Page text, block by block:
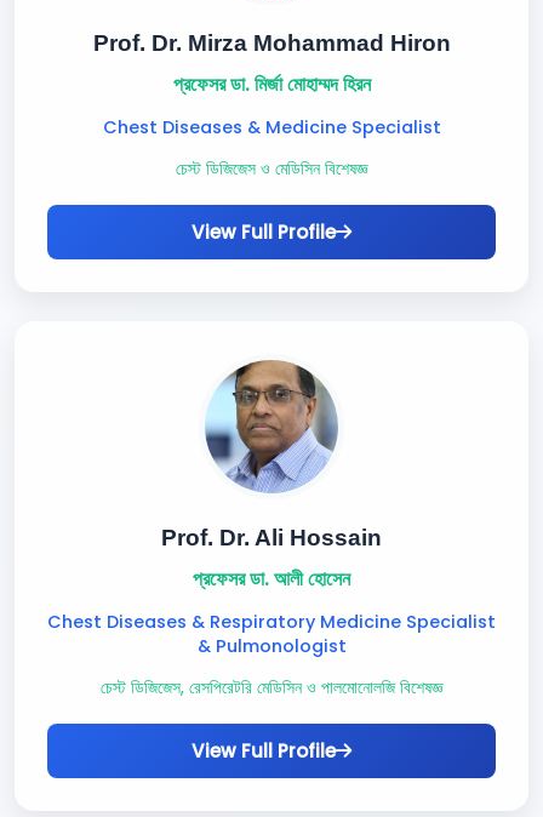
Prof. Dr. Mirza Mohammad Hiron
প্রফেসর ডা. মির্জা মোহাম্মদ হিরন
Chest Diseases & Medicine Specialist
চেস্ট ডিজিজেস ও মেডিসিন বিশেষজ্ঞ
View Full Profile
Prof. Dr. Ali Hossain
প্রফেসর ডা. আলী হোসেন
Chest Diseases & Respiratory Medicine Specialist
& Pulmonologist
চেস্ট ডিজিজেস, রেসপিরেটরি মেডিসিন ও পালমোনোলজি বিশেষজ্ঞ
View Full Profile